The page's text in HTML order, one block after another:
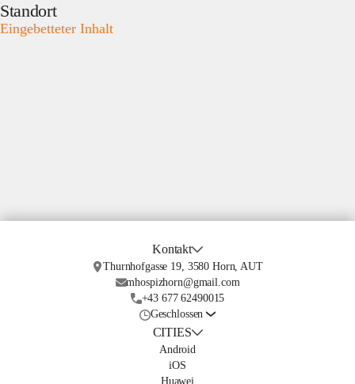
Standort
Eingebetteter Inhalt
Kontakt
Thurnhofgasse 19, 3580 Horn, AUT
mhospizhorn@gmail.com
+43 677 62490015
Geschlossen
CITIES
Android
iOS
Huawei